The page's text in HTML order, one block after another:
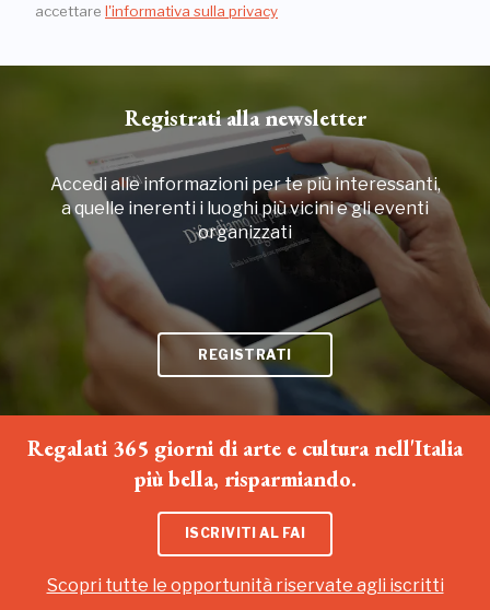
accettare l'informativa sulla privacy
Registrati alla newsletter
Accedi alle informazioni per te più interessanti,
a quelle inerenti i luoghi più vicini e gli eventi
organizzati
REGISTRATI
Regalati 365 giorni di arte e cultura nell'Italia
più bella, risparmiando.
ISCRIVITI AL FAI
Scopri tutte le opportunità riservate agli iscritti